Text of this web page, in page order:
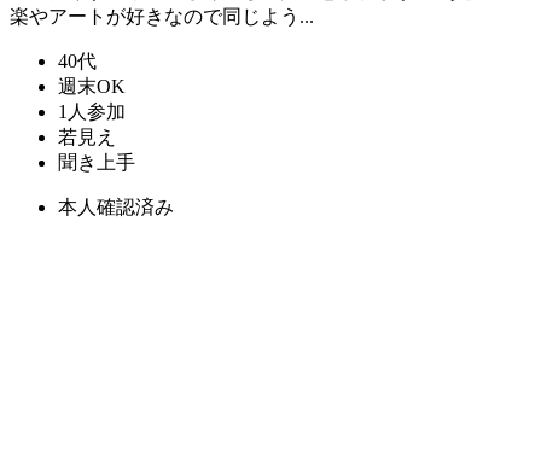
楽やアートが好きなので同じよう...
40代
週末OK
1人参加
若見え
聞き上手
本人確認済み